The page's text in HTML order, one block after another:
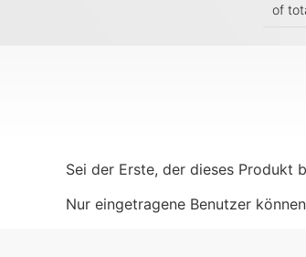
of
Sei der Erste, der dieses Produkt
Nur eingetragene Benutzer